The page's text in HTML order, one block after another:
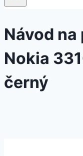
Návod
Nokia
černý